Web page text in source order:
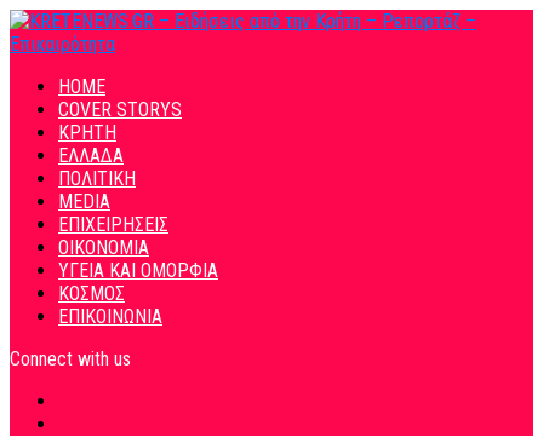
HOME
COVER STORYS
ΚΡΗΤΗ
ΕΛΛΑΔΑ
ΠΟΛΙΤΙΚΗ
MEDIA
ΕΠΙΧΕΙΡΗΣΕΙΣ
ΟΙΚΟΝΟΜΙΑ
ΥΓΕΙΑ ΚΑΙ ΟΜΟΡΦΙΑ
ΚΟΣΜΟΣ
ΕΠΙΚΟΙΝΩΝΙΑ
Connect with us